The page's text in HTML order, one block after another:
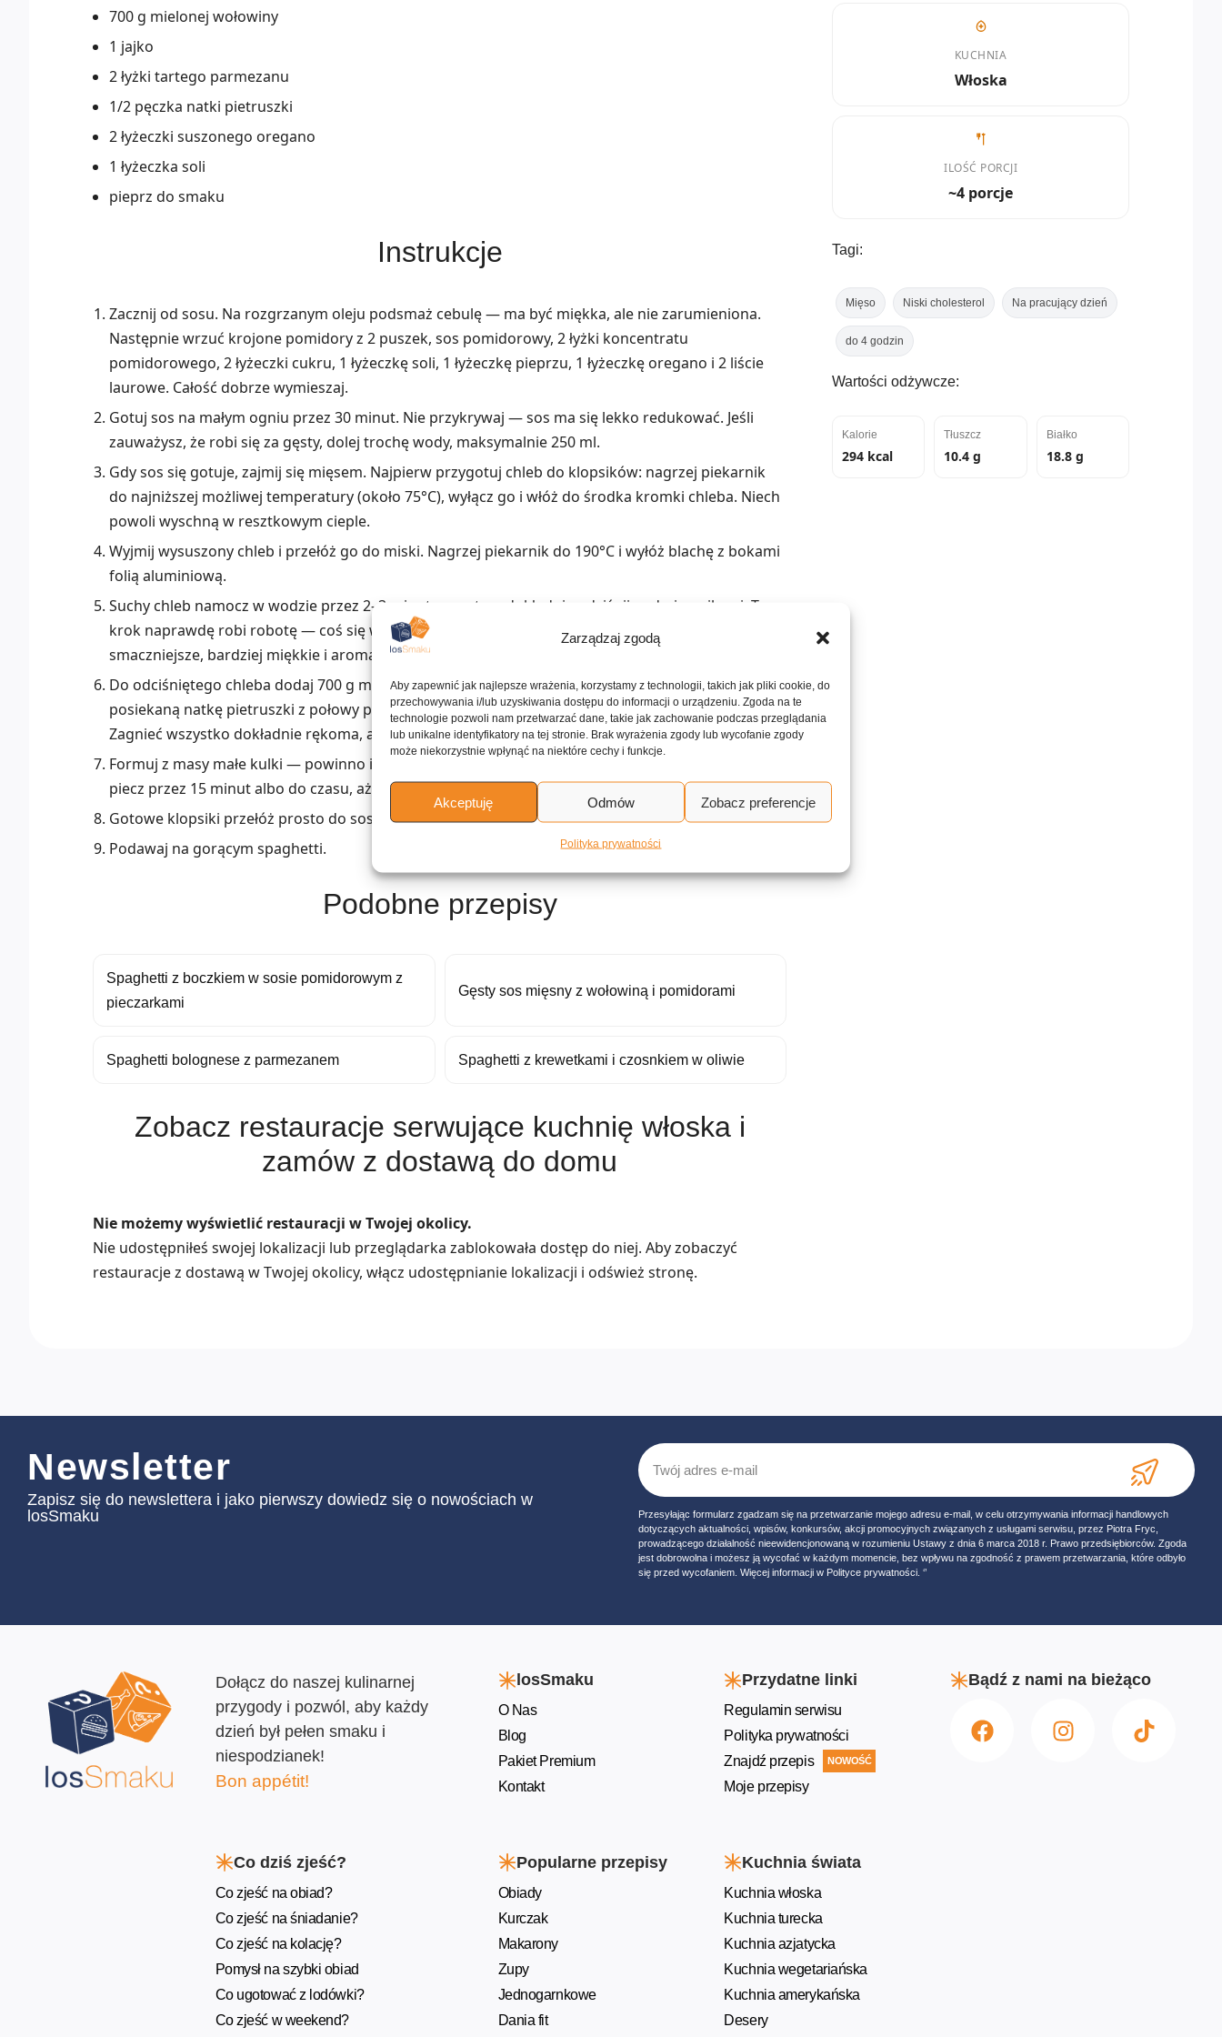
Zarządzaj zgodą
Aby zapewnić jak najlepsze wrażenia, korzystamy z technologii, takich jak pliki cookie, do
przechowywania i/lub uzyskiwania dostępu do informacji o urządzeniu. Zgoda na te
technologie pozwoli nam przetwarzać dane, takie jak zachowanie podczas przeglądania
lub unikalne identyfikatory na tej stronie. Brak wyrażenia zgody lub wycofanie zgody
może niekorzystnie wpłynąć na niektóre cechy i funkcje.
Akceptuję Odmów Zobacz preferencje
Polityka prywatności
700 g mielonej wołowiny
1 jajko
2 łyżki tartego parmezanu
1/2 pęczka natki pietruszki
2 łyżeczki suszonego oregano
1 łyżeczka soli
pieprz do smaku
Instrukcje
Zacznij od sosu. Na rozgrzanym oleju podsmaż cebulę — ma być miękka, ale nie zarumieniona.
Następnie wrzuć krojone pomidory z 2 puszek, sos pomidorowy, 2 łyżki koncentratu
pomidorowego, 2 łyżeczki cukru, 1 łyżeczkę soli, 1 łyżeczkę pieprzu, 1 łyżeczkę oregano i 2 liście
laurowe. Całość dobrze wymieszaj.
Gotuj sos na małym ogniu przez 30 minut. Nie przykrywaj — sos ma się lekko redukować. Jeśli
zauważysz, że robi się za gęsty, dolej trochę wody, maksymalnie 250 ml.
Gdy sos się gotuje, zajmij się mięsem. Najpierw przygotuj chleb do klopsików: nagrzej piekarnik
do najniższej możliwej temperatury (około 75°C), wyłącz go i włóż do środka kromki chleba. Niech
powoli wyschną w resztkowym cieple.
Wyjmij wysuszony chleb i przełóż go do miski. Nagrzej piekarnik do 190°C i wyłóż blachę z bokami
folią aluminiową.
Suchy chleb namocz w wodzie przez 2–3 minuty, a potem dokładnie odciśnij nadmiar wilgoci. Ten
krok naprawdę robi robotę — coś się wtedy dzieje z glutenem i klopsiki wychodzą o niebo
smaczniejsze, bardziej miękkie i aromatyczne.
Do odciśniętego chleba dodaj 700 g mielonej wołowiny, jajko, 2 łyżki tartego parmezanu,
posiekaną natkę pietruszki z połowy pęczka, 2 łyżeczki oregano, 1 łyżeczkę soli i pieprz do smaku.
Zagnieć wszystko dokładnie rękoma, aż masa będzie jednolita.
Formuj z masy małe kulki — powinno ich wyjść około 20. Układaj je na przygotowanej blasze i
piecz przez 15 minut albo do czasu, aż będą dobrze upieczone w środku.
Gotowe klopsiki przełóż prosto do sosu i gotuj razem jeszcze przez 30 minut na małym ogniu.
Podawaj na gorącym spaghetti.
Podobne przepisy
Spaghetti z boczkiem w sosie pomidorowym z
pieczarkami
Gęsty sos mięsny z wołowiną i pomidorami
Spaghetti bolognese z parmezanem Spaghetti z krewetkami i czosnkiem w oliwie
Zobacz restauracje serwujące kuchnię włoska i
zamów z dostawą do domu
Nie możemy wyświetlić restauracji w Twojej okolicy.
Nie udostępniłeś swojej lokalizacji lub przeglądarka zablokowała dostęp do niej. Aby zobaczyć
restauracje z dostawą w Twojej okolicy, włącz udostępnianie lokalizacji i odśwież stronę.
KUCHNIA
Włoska
ILOŚĆ PORCJI
~4 porcje
Tagi:
Mięso Niski cholesterol Na pracujący dzień
do 4 godzin
Wartości odżywcze:
Kalorie
294 kcal
Tłuszcz
10.4 g
Białko
18.8 g
Newsletter
Zapisz się do newslettera i jako pierwszy dowiedz się o nowościach w
losSmaku
Przesyłając formularz zgadzam się na przetwarzanie mojego adresu e-mail, w celu otrzymywania informacji handlowych
dotyczących aktualności, wpisów, konkursów, akcji promocyjnych związanych z usługami serwisu, przez Piotra Fryc,
prowadzącego działalność nieewidencjonowaną w rozumieniu Ustawy z dnia 6 marca 2018 r. Prawo przedsiębiorców. Zgoda
jest dobrowolna i możesz ją wycofać w każdym momencie, bez wpływu na zgodność z prawem przetwarzania, które odbyło
się przed wycofaniem. Więcej informacji w Polityce prywatności. ‘’
Dołącz do naszej kulinarnej
przygody i pozwól, aby każdy
dzień był pełen smaku i
niespodzianek!
Bon appétit!
losSmaku
O Nas
Blog
Pakiet Premium
Kontakt
Przydatne linki
Regulamin serwisu
Polityka prywatności
Znajdź przepis
NOWOŚĆ
Moje przepisy
Bądź z nami na bieżąco
Co dziś zjeść?
Co zjeść na obiad?
Co zjeść na śniadanie?
Co zjeść na kolację?
Pomysł na szybki obiad
Co ugotować z lodówki?
Co zjeść w weekend?
Popularne przepisy
Obiady
Kurczak
Makarony
Zupy
Jednogarnkowe
Dania fit
Kuchnia świata
Kuchnia włoska
Kuchnia turecka
Kuchnia azjatycka
Kuchnia wegetariańska
Kuchnia amerykańska
Desery